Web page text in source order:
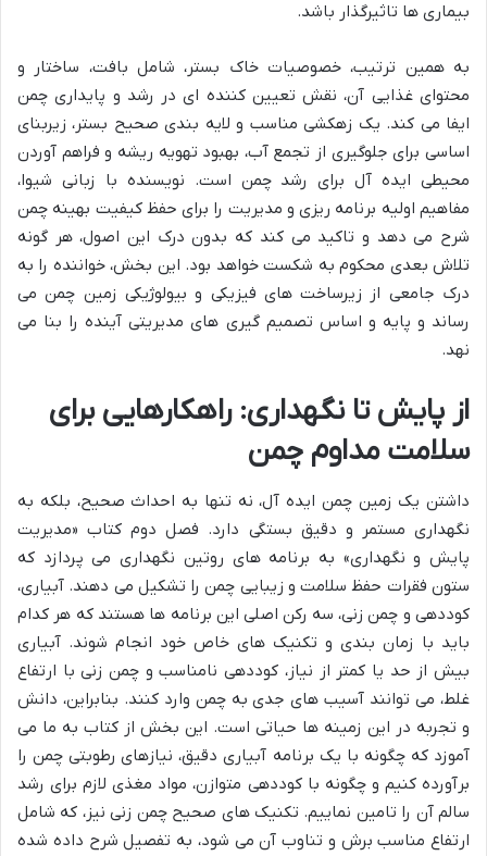
بیماری ها تاثیرگذار باشد.
به همین ترتیب، خصوصیات خاک بستر، شامل بافت، ساختار و
محتوای غذایی آن، نقش تعیین کننده ای در رشد و پایداری چمن
ایفا می کند. یک زهکشی مناسب و لایه بندی صحیح بستر، زیربنای
اساسی برای جلوگیری از تجمع آب، بهبود تهویه ریشه و فراهم آوردن
محیطی ایده آل برای رشد چمن است. نویسنده با زبانی شیوا،
مفاهیم اولیه برنامه ریزی و مدیریت را برای حفظ کیفیت بهینه چمن
شرح می دهد و تاکید می کند که بدون درک این اصول، هر گونه
تلاش بعدی محکوم به شکست خواهد بود. این بخش، خواننده را به
درک جامعی از زیرساخت های فیزیکی و بیولوژیکی زمین چمن می
رساند و پایه و اساس تصمیم گیری های مدیریتی آینده را بنا می
نهد.
از پایش تا نگهداری: راهکارهایی برای
سلامت مداوم چمن
داشتن یک زمین چمن ایده آل، نه تنها به احداث صحیح، بلکه به
نگهداری مستمر و دقیق بستگی دارد. فصل دوم کتاب «مدیریت
پایش و نگهداری» به برنامه های روتین نگهداری می پردازد که
ستون فقرات حفظ سلامت و زیبایی چمن را تشکیل می دهند. آبیاری،
کوددهی و چمن زنی، سه رکن اصلی این برنامه ها هستند که هر کدام
باید با زمان بندی و تکنیک های خاص خود انجام شوند. آبیاری
بیش از حد یا کمتر از نیاز، کوددهی نامناسب و چمن زنی با ارتفاع
غلط، می توانند آسیب های جدی به چمن وارد کنند. بنابراین، دانش
و تجربه در این زمینه ها حیاتی است. این بخش از کتاب به ما می
آموزد که چگونه با یک برنامه آبیاری دقیق، نیازهای رطوبتی چمن را
برآورده کنیم و چگونه با کوددهی متوازن، مواد مغذی لازم برای رشد
سالم آن را تامین نماییم. تکنیک های صحیح چمن زنی نیز، که شامل
ارتفاع مناسب برش و تناوب آن می شود، به تفصیل شرح داده شده